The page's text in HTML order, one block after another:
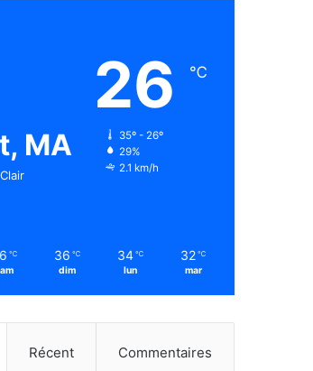
MA
26 ℃
35º - 26º
29%
2.1 km/h
℃ 36 ℃
dim
34 ℃
lun
32 ℃
mar
Récent Commentaires